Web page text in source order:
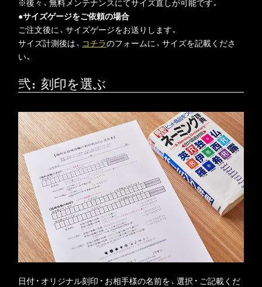
●サイズゲージをご依頼の場合
ご注文後に、サイズゲージをお送りします。
サイズ計測後は、 コチラのフォームに、サイズを記載くださ
い。
弐：刻印を選ぶ
日付・オリジナル刻印・お相手様の名前を、選択・ご記載くだ